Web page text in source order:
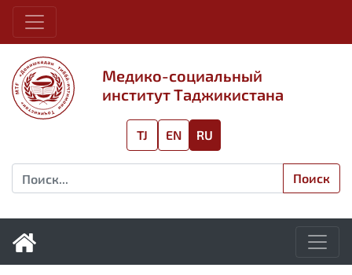
Медико-социальный
институт Таджикистана
Поиск
TJ RU
EN